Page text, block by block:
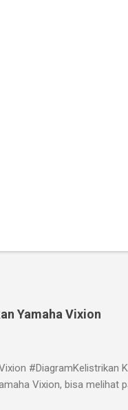
Yamaha Vixion
#DiagramKelistrikan
Vixion, bisa melihat